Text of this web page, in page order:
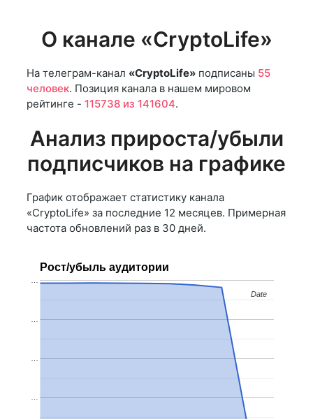
О канале «CryptoLife»
На телеграм-канал «CryptoLife» подписаны 55
человек. Позиция канала в нашем мировом
рейтинге - 115738 из 141604.
Анализ прироста/убыли
подписчиков на графике
График отображает статистику канала
«CryptoLife» за последние 12 месяцев. Примерная
частота обновлений раз в 30 дней.
Рост/убыль аудитории
…
…
…
…
Date
Date